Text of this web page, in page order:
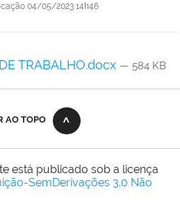
04/05/2023 14h46
TRABALHO.docx — 584 KB
AO TOPO
está publicado sob a licença
SemDerivações 3.0 Não